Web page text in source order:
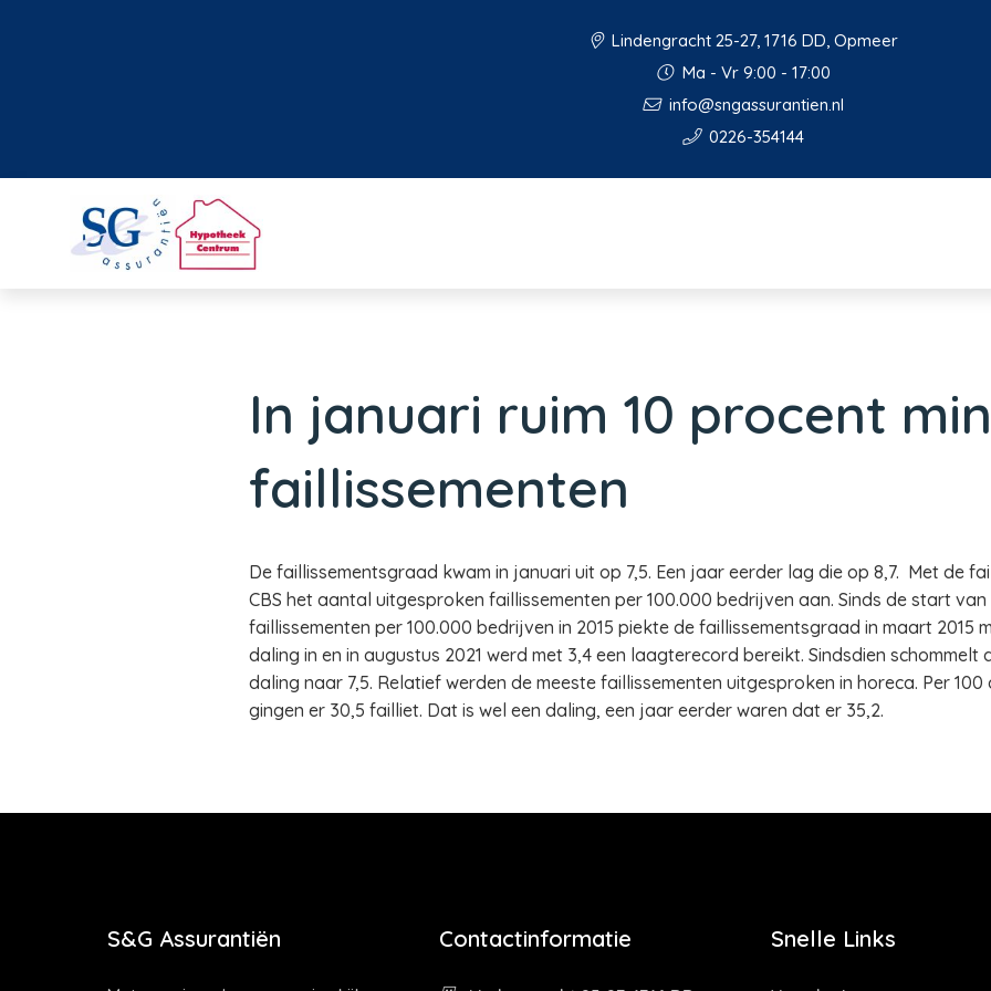
Lindengracht 25-27, 1716 DD, Opmeer
Ma - Vr 9:00 - 17:00
info@sngassurantien.nl
0226-354144
In januari ruim 10 procent
faillissementen
De faillissementsgraad kwam in januari uit op 7,5. Een jaar eerder lag die op 8,7. Met de
CBS het aantal uitgesproken faillissementen per 100.000 bedrijven aan. Sinds de start
faillissementen per 100.000 bedrijven in 2015 piekte de faillissementsgraad in maart 2015
daling in en in augustus 2021 werd met 3,4 een laagterecord bereikt. Sindsdien schommelt
daling naar 7,5. Relatief werden de meeste faillissementen uitgesproken in horeca. Per
gingen er 30,5 failliet. Dat is wel een daling, een jaar eerder waren dat er 35,2.
S&G Assurantiën Contactinformatie Snelle Links